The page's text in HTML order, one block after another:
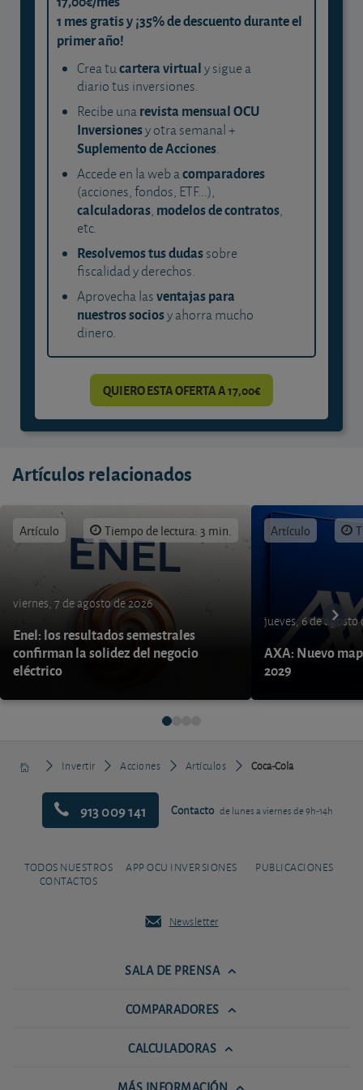
1 mes gratis y ¡35% de descuento durante el
primer año!
Crea tucartera virtualy sigue a
diario tus inversiones.
Recibe unarevista mensual OCU
Inversionesy otra semanal +
Suplemento de Acciones.
Accede en la web acomparadores
(acciones, fondos, ETF...),
calculadoras, modelos de contratos,
etc.
Resolvemos tus dudassobre
fiscalidad y derechos.
Aprovecha lasventajas para
nuestros sociosy ahorra mucho
dinero.
QUIERO ESTA OFERTA A 17,00€
Artículos relacionados
Artículo Tiempo de lectura: 3 min.
viernes, 7 de agosto de 2026
Enel: los resultados semestrales
confirman la solidez del negocio
eléctrico
Artículo
jueves, 6 de agosto
AXA: Nuevo
2029
Invertir Acciones Artículos Coca-Cola
913 009 141 Contacto de lunes a viernes de 9h-14h
TODOS NUESTROS
CONTACTOS
APP OCU INVERSIONES PUBLICACIONES
Newsletter
SALA DE PRENSA
COMPARADORES
CALCULADORAS
MÁS INFORMACIÓN